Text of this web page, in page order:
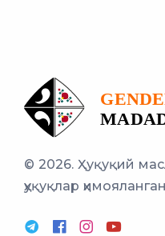
© 2026. Ҳуқуқий
ҳуқуқлар